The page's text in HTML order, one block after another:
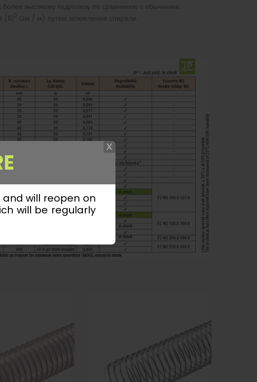
will reopen on
will be regularly
высокому гидролизу по сравнению с обычными
(10
Ом / м) путем заземления спирали.